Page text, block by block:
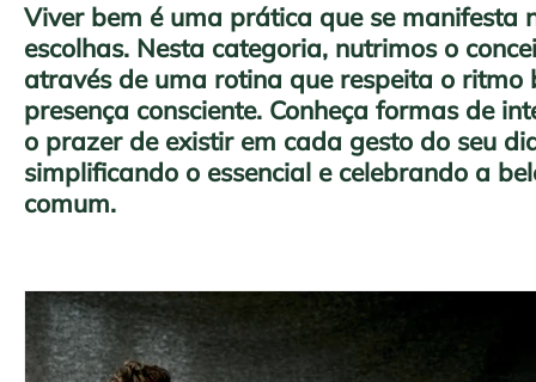
Viver bem é uma prática que se manifesta
escolhas. Nesta categoria, nutrimos o
através de uma rotina que respeita o ritmo
presença consciente. Conheça formas de
o prazer de existir em cada gesto do seu
simplificando o essencial e celebrando a
comum.